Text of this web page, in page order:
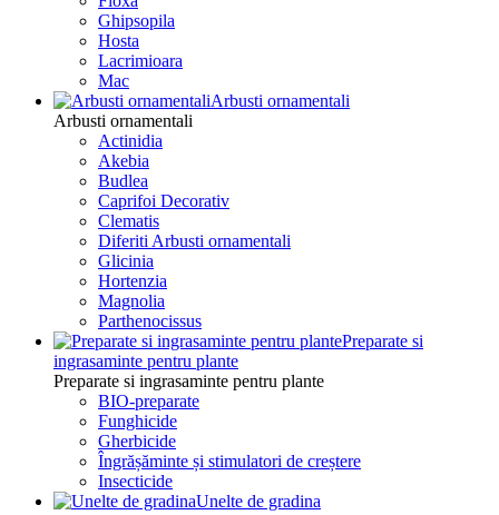
Ghipsopila
Hosta
Lacrimioara
Mac
Arbusti ornamentali
Arbusti ornamentali
Actinidia
Akebia
Budlea
Caprifoi Decorativ
Clematis
Diferiti Arbusti ornamentali
Glicinia
Hortenzia
Magnolia
Parthenocissus
Preparate si
ingrasaminte pentru plante
Preparate si ingrasaminte pentru plante
BIO-preparate
Funghicide
Gherbicide
Îngrășăminte și stimulatori de creștere
Insecticide
Unelte de gradina